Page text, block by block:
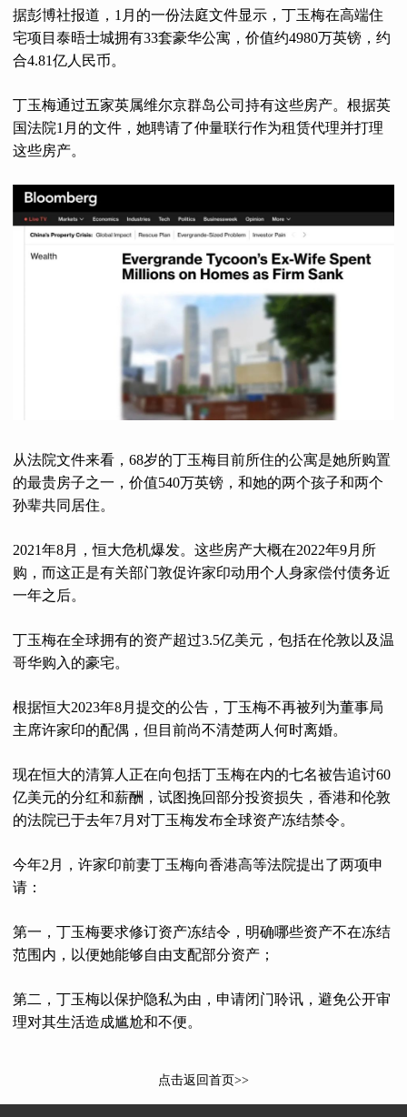
据彭博社报道，1月的一份法庭文件显示，丁玉梅在高端住
宅项目泰晤士城拥有33套豪华公寓，价值约4980万英镑，约
合4.81亿人民币。
丁玉梅通过五家英属维尔京群岛公司持有这些房产。根据英
国法院1月的文件，她聘请了仲量联行作为租赁代理并打理
这些房产。
从法院文件来看，68岁的丁玉梅目前所住的公寓是她所购置
的最贵房子之一，价值540万英镑，和她的两个孩子和两个
孙辈共同居住。
2021年8月，恒大危机爆发。这些房产大概在2022年9月所
购，而这正是有关部门敦促许家印动用个人身家偿付债务近
一年之后。
丁玉梅在全球拥有的资产超过3.5亿美元，包括在伦敦以及温
哥华购入的豪宅。
根据恒大2023年8月提交的公告，丁玉梅不再被列为董事局
主席许家印的配偶，但目前尚不清楚两人何时离婚。
现在恒大的清算人正在向包括丁玉梅在内的七名被告追讨60
亿美元的分红和薪酬，试图挽回部分投资损失，香港和伦敦
的法院已于去年7月对丁玉梅发布全球资产冻结禁令。
今年2月，许家印前妻丁玉梅向香港高等法院提出了两项申
请：
第一，丁玉梅要求修订资产冻结令，明确哪些资产不在冻结
范围内，以便她能够自由支配部分资产；
第二，丁玉梅以保护隐私为由，申请闭门聆讯，避免公开审
理对其生活造成尴尬和不便。
点击返回首页>>